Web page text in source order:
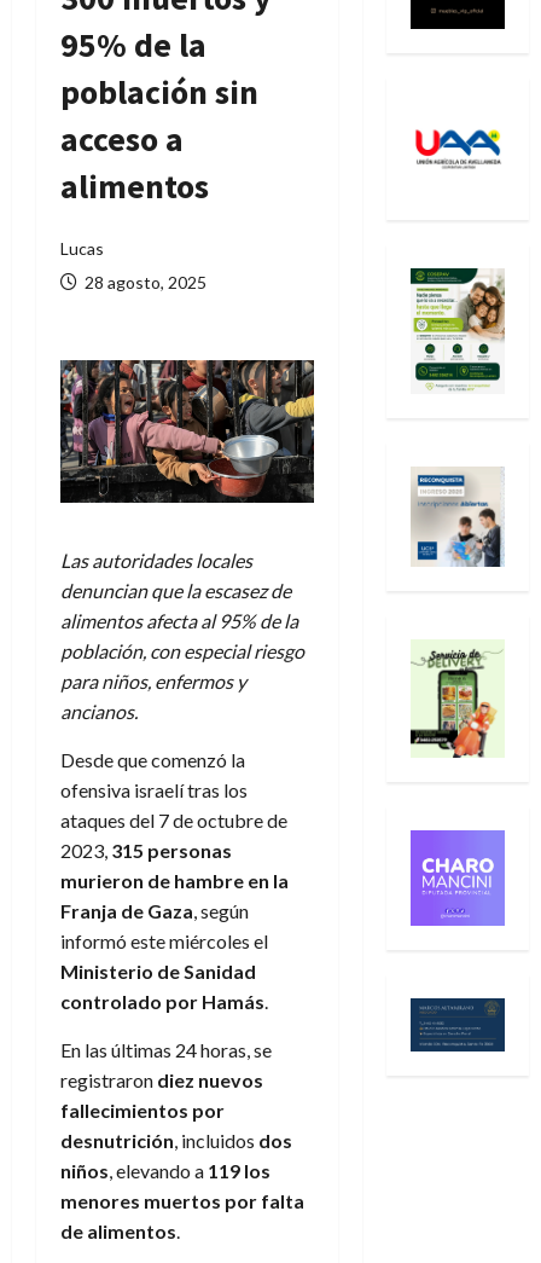
95% de la
población sin
acceso a
alimentos
Lucas
28 agosto, 2025
Las autoridades locales
denuncian que la escasez de
alimentos afecta al 95% de la
población, con especial riesgo
para niños, enfermos y
ancianos.
Desde que comenzó la
ofensiva israelí tras los
ataques del 7 de octubre de
2023, 315 personas
murieron de hambre en la
Franja de Gaza, según
informó este miércoles el
Ministerio de Sanidad
controlado por Hamás.
En las últimas 24 horas, se
registraron diez nuevos
fallecimientos por
desnutrición, incluidos dos
niños, elevando a 119 los
menores muertos por falta
de alimentos.